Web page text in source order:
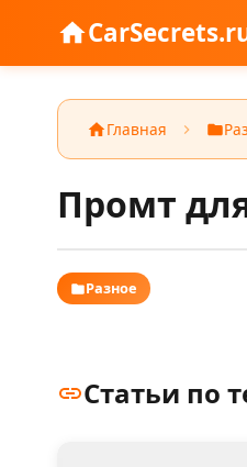
Главная
Промт
Разное
Статьи по